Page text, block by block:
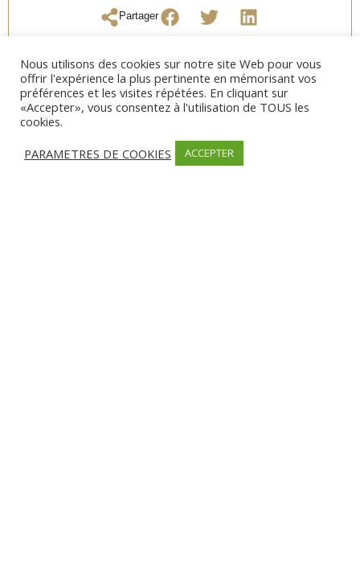
Partager
OUVERTURE
Date d’ouverture:
SERVICES
Nous utilisons des cookies sur notre site Web pour vous
offrir l'expérience la plus pertinente en mémorisant vos
préférences et les visites répétées. En cliquant sur
«Accepter», vous consentez à l'utilisation de TOUS les
cookies.
PARAMETRES DE COOKIES
ACCEPTER